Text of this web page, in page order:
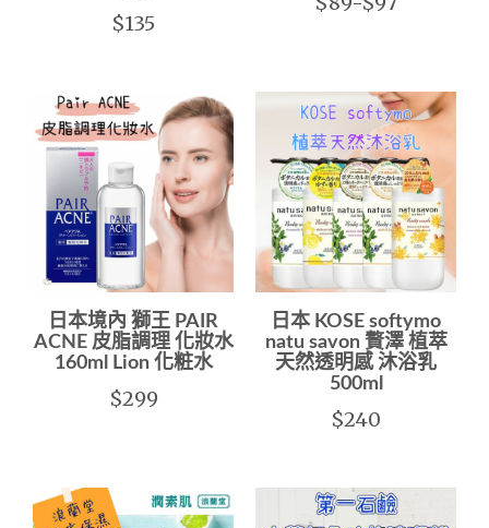
$135
日本境內 獅王 PAIR
ACNE 皮脂調理 化妝水
160ml Lion 化粧水
$299
日本 KOSE softymo
natu savon 贅澤 植萃
天然透明感 沐浴乳
500ml
$240